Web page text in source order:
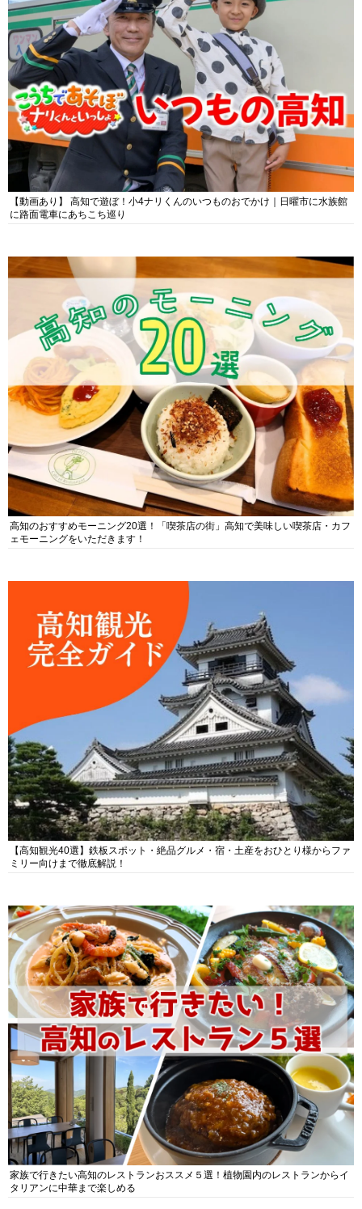
【動画あり】 高知で遊ぼ！小4ナリくんのいつものおでかけ｜日曜市に水族館
に路面電車にあちこち巡り
高知のおすすめモーニング20選！「喫茶店の街」高知で美味しい喫茶店・カフ
ェモーニングをいただきます！
【高知観光40選】鉄板スポット・絶品グルメ・宿・土産をおひとり様からファ
ミリー向けまで徹底解説！
家族で行きたい高知のレストランおススメ５選！植物園内のレストランからイ
タリアンに中華まで楽しめる